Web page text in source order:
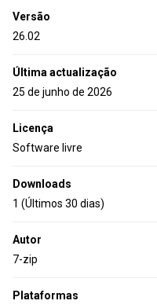
Versão
26.02
Última actualização
25 de junho de 2026
Licença
Software livre
Downloads
1 (Últimos 30 dias)
Autor
7-zip
Plataformas